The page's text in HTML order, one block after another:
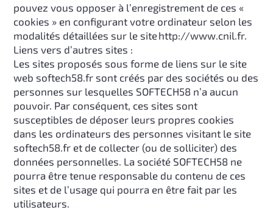
pouvez vous opposer à l’enregistrement de ces «
cookies » en configurant votre ordinateur selon les
modalités détaillées sur le sitehttp://www.cnil.fr.
Liens vers d’autres sites :
Les sites proposés sous forme de liens sur le site
web softech58.fr sont créés par des sociétés ou des
personnes sur lesquelles SOFTECH58 n’a aucun
pouvoir. Par conséquent, ces sites sont
susceptibles de déposer leurs propres cookies
dans les ordinateurs des personnes visitant le site
softech58.fr et de collecter (ou de solliciter) des
données personnelles. La société SOFTECH58 ne
pourra être tenue responsable du contenu de ces
sites et de l’usage qui pourra en être fait par les
utilisateurs.